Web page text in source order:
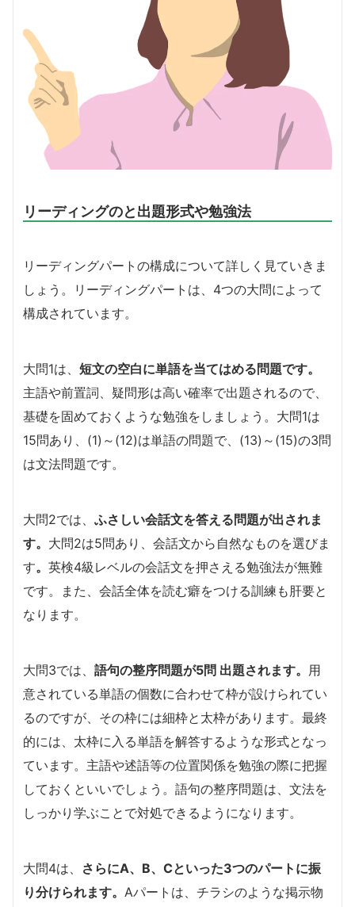
リーディングのと出題形式や勉強法
リーディングパートの構成について詳しく見ていきま
しょう。リーディングパートは、4つの大問によって
構成されています。
大問1は、 短文の空白に単語を当てはめる問題です。
主語や前置詞、疑問形は高い確率で出題されるので、
基礎を固めておくような勉強をしましょう。大問1は
15問あり、(1)～(12)は単語の問題で、(13)～(15)の3問
は文法問題です。
大問2では、 ふさ しい会話文を答える問題が出されま
す。 大問2は5問あり、会話文から自然なものを選びま
す。 英検4級レベルの会話文を押さえる勉強法が無難
です。また、会話全体を読む癖をつける訓練も肝要と
なります。
大問3では、 語句の整序問題が5問 出題されます。 用
意されている単語の個数に合わせて枠が設けられてい
るのですが、その枠には細枠と太枠があります。最終
的には、太枠に入る単語を解答するような形式となっ
ています。主語や述語等の位置関係を勉強の際に把握
しておくといいでしょう。語句の整序問題は、文法を
しっかり学ぶことで対処できるようになります。
大問4は、 さらにA、B、Cといった3つのパートに振
り分けられます。 Aパートは、チラシのような掲示物